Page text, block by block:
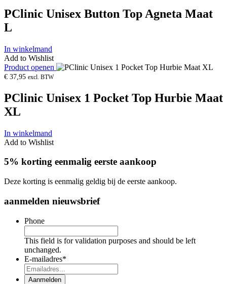
PClinic Unisex Button Top Agneta Maat
L
In winkelmand
Add to Wishlist
Product openen
€ 37,95 excl. BTW
PClinic Unisex 1 Pocket Top Hurbie Maat
XL
In winkelmand
Add to Wishlist
5% korting eenmalig eerste aankoop
Deze korting is eenmalig geldig bij de eerste aankoop.
aanmelden nieuwsbrief
Phone
This field is for validation purposes and should be left
unchanged.
E-mailadres*
Aanmelden